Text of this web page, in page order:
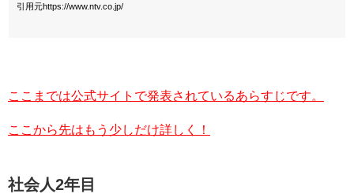
引用元https://www.ntv.co.jp/
ここまでは公式サイトで発表されているあらすじです。
ここから先はもう少しだけ詳しく！
社会人2年目